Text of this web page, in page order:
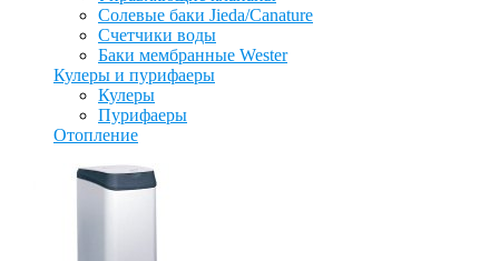
Солевые баки Jieda/Canature
Счетчики воды
Баки мембранные Wester
Кулеры и пурифаеры
Кулеры
Пурифаеры
Отопление